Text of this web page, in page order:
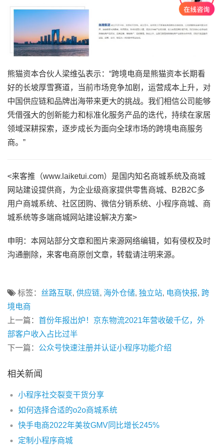
熊猫资本合伙人梁维弘表示：“跨境电商是熊猫资本长期看
好的长坡厚雪赛道，当前市场竞争加剧，运营成本上升，对
中国供应链和品牌出海带来更大的挑战。我们相信公司能够
凭借强大的创新能力和标准化服务产品的迭代，持续在家居
领域深耕探索，逐步成长为面向全球市场的跨境电商服务
商。”
<来客推（www.laiketui.com）是国内知名商城系统及商城
网站建设提供商，为企业级商家提供零售商城、B2B2C多
用户商城系统、社区团购、微信分销系统、小程序商城、商
城系统等多端商城网站建设解决方案>
申明：本网站部分文章和图片来源网络编辑，如有侵权及时
沟通删除，来客电商原创文章，转载请注明来源。
标签： 丝路互联, 供应链, 海外仓储, 独立站, 电商快报, 跨
境电商
上一篇： 首份年报出炉！京东物流2021年营收破千亿，外
部客户收入占比过半
下一篇： 公众号快速注册并认证小程序功能介绍
相关新闻
小程序社交裂变干货分享
如何选择合适的o2o商城系统
快手电商2022年美妆GMV同比增长245%
定制小程序商城